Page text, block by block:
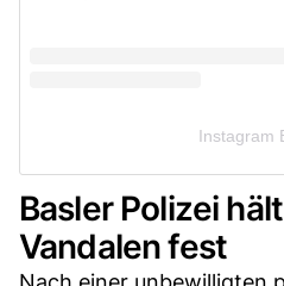
Instagram
Basler Polizei
Vandalen fest